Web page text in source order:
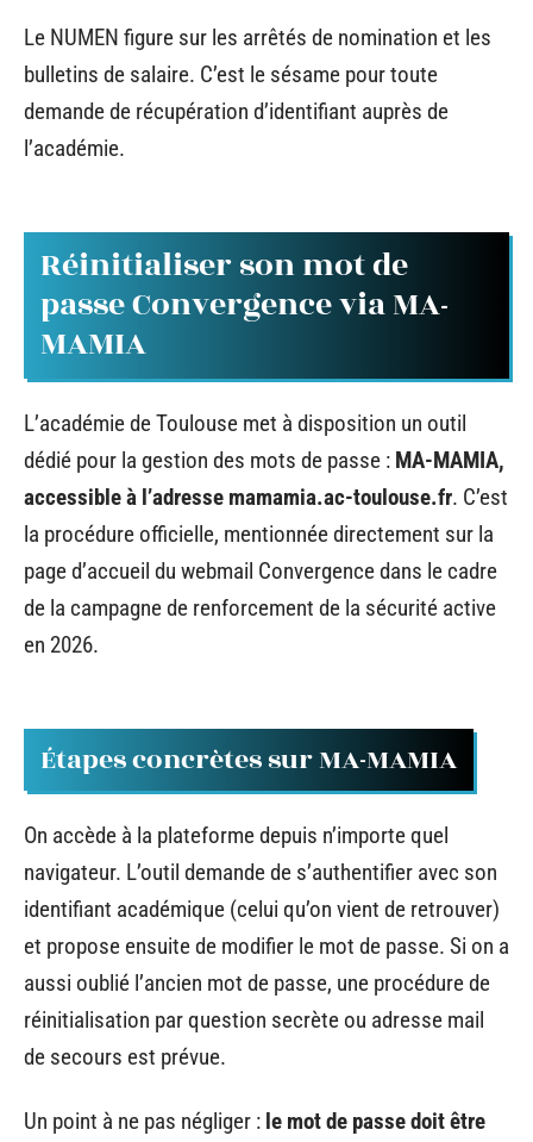
Le NUMEN figure sur les arrêtés de nomination et les
bulletins de salaire. C’est le sésame pour toute
demande de récupération d’identifiant auprès de
l’académie.
Réinitialiser son mot de
passe Convergence via MA-
MAMIA
L’académie de Toulouse met à disposition un outil
dédié pour la gestion des mots de passe : MA-MAMIA,
accessible à l’adresse mamamia.ac-toulouse.fr. C’est
la procédure officielle, mentionnée directement sur la
page d’accueil du webmail Convergence dans le cadre
de la campagne de renforcement de la sécurité active
en 2026.
Étapes concrètes sur MA-MAMIA
On accède à la plateforme depuis n’importe quel
navigateur. L’outil demande de s’authentifier avec son
identifiant académique (celui qu’on vient de retrouver)
et propose ensuite de modifier le mot de passe. Si on a
aussi oublié l’ancien mot de passe, une procédure de
réinitialisation par question secrète ou adresse mail
de secours est prévue.
Un point à ne pas négliger : le mot de passe doit être